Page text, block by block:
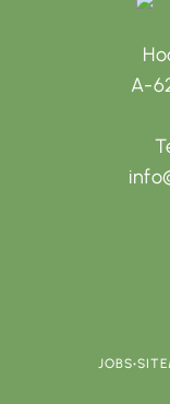
A-
JOBS•